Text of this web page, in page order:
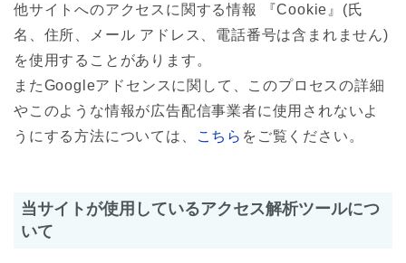
他サイトへのアクセスに関する情報 『Cookie』(氏
名、住所、メール アドレス、電話番号は含まれません)
を使用することがあります。
またGoogleアドセンスに関して、このプロセスの詳細
やこのような情報が広告配信事業者に使用されないよ
うにする方法については、
こちら をご覧ください。
当サイトが使用しているアクセス解析ツールにつ
いて